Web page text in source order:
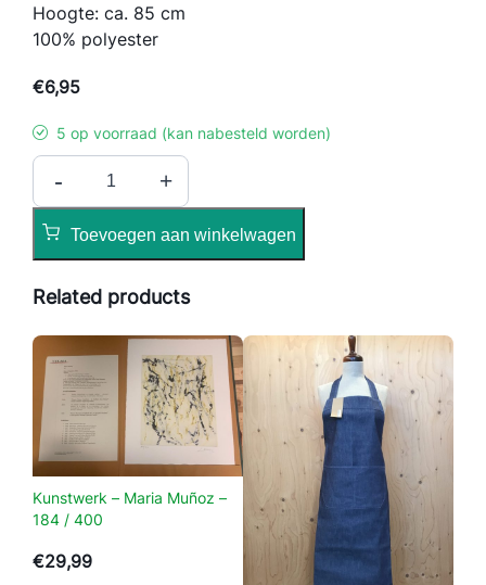
Hoogte: ca. 85 cm
100% polyester
€6,95
5 op voorraad (kan nabesteld worden)
G
u
d
a
k
k
e
n
- +
Toevoegen aan winkelwagen
Related products
Kunstwerk – Maria Muñoz –
184 / 400
€29,99